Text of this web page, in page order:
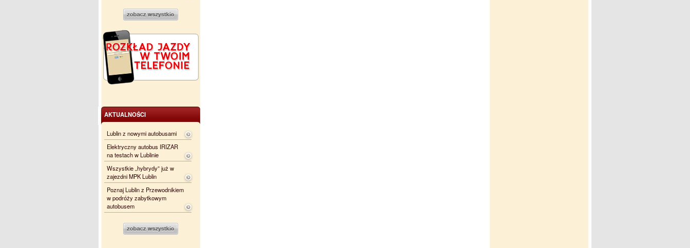
AKTUALNOŚCI
Lublin z nowymi autobusami
Elektryczny autobus IRIZAR
na testach w Lublinie
Wszystkie „hybrydy” już w
zajezdni MPK Lublin
Poznaj Lublin z Przewodnikiem
w podróży zabytkowym
autobusem